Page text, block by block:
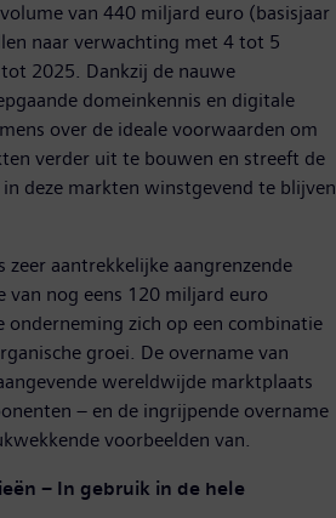
van 440 miljard euro (basisjaar
naar verwachting met 4 tot 5
2025. Dankzij de nauwe
domeinkennis en digitale
over de ideale voorwaarden om
verder uit te bouwen en streeft de
deze markten winstgevend te blijven
zeer aantrekkelijke aangrenzende
van nog eens 120 miljard euro
zich op een combinatie
groei. De overname van
wereldwijde marktplaats
– en de ingrijpende overname
voorbeelden van.
– In gebruik in de hele